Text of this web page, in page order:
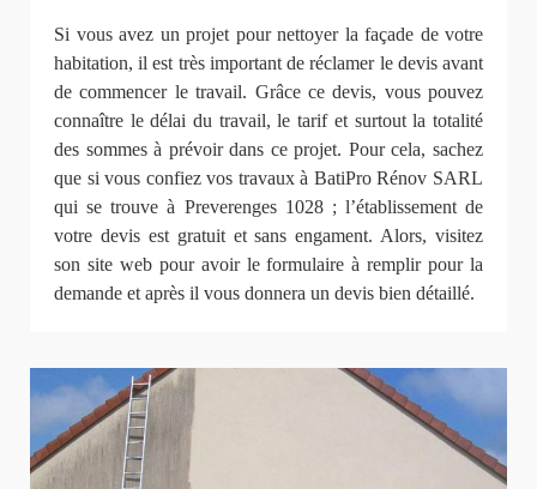
Si vous avez un projet pour nettoyer la façade de votre
habitation, il est très important de réclamer le devis avant
de commencer le travail. Grâce ce devis, vous pouvez
connaître le délai du travail, le tarif et surtout la totalité
des sommes à prévoir dans ce projet. Pour cela, sachez
que si vous confiez vos travaux à BatiPro Rénov SARL
qui se trouve à Preverenges 1028 ; l’établissement de
votre devis est gratuit et sans engament. Alors, visitez
son site web pour avoir le formulaire à remplir pour la
demande et après il vous donnera un devis bien détaillé.